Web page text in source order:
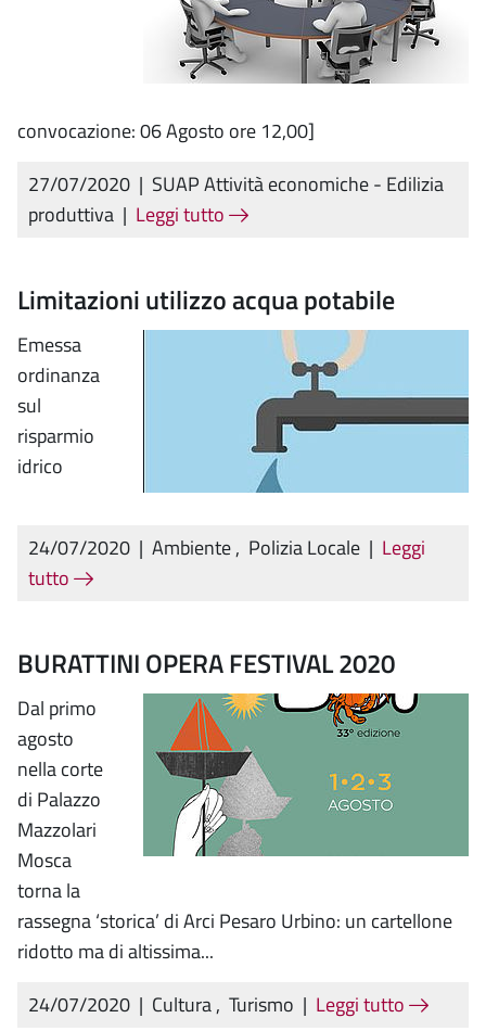
convocazione: 06 Agosto ore 12,00]
27/07/2020 | SUAP Attività economiche - Edilizia
produttiva | Leggi tutto
Limitazioni utilizzo acqua potabile
Emessa
ordinanza
sul
risparmio
idrico
24/07/2020 | Ambiente, Polizia Locale | Leggi
tutto
BURATTINI OPERA FESTIVAL 2020
Dal primo
agosto
nella corte
di Palazzo
Mazzolari
Mosca
torna la
rassegna ‘storica’ di Arci Pesaro Urbino: un cartellone
ridotto ma di altissima...
24/07/2020 | Cultura, Turismo | Leggi tutto